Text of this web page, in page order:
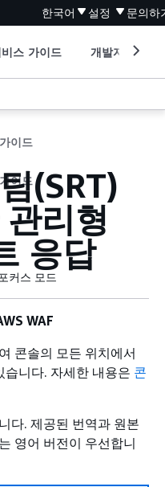
한국어 설정 문의하
스 가이드 개발자 도구
이드
이드(SRT)
리형
응답
포커스 모드
WAF
콘솔의 모든 위치에서
습니다. 자세한 내용은 콘
다. 제공된 번역과 원본
영어 버전이 우선합니